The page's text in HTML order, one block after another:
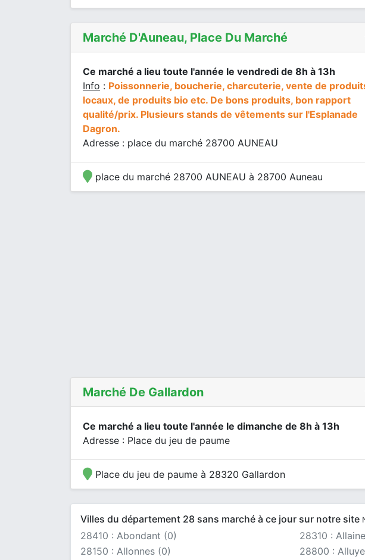
Marché D'Auneau, Place Du Marché
Ce marché a lieu toute l'année le vendredi de 8h à 13h
Info : Poissonnerie, boucherie, charcuterie, vente de
locaux, de produits bio etc. De bons produits, bon rapport
qualité/prix. Plusieurs stands de vêtements sur l'Esplanade
Dagron.
Adresse : place du marché 28700 AUNEAU
place du marché 28700 AUNEAU à 28700 Auneau
Marché De Gallardon
Ce marché a lieu toute l'année le dimanche de 8h à 13h
Adresse : Place du jeu de paume
Place du jeu de paume à 28320 Gallardon
Villes du département 28 sans marché à ce jour sur notre site
28410 : Abondant (0) 28310 :
28150 : Allonnes (0)
28800 :